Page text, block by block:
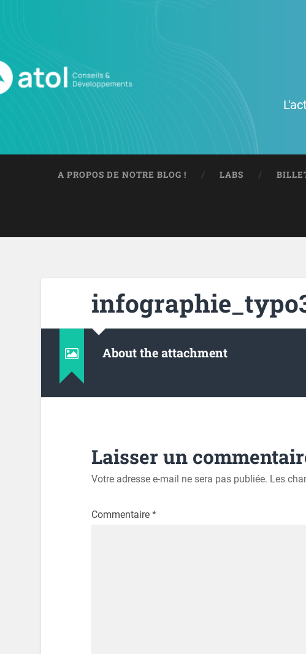
A PROPOS DE NOTRE BLOG ! LABS
About the attachment
Laisser un
Votre adresse e-mail ne sera pas publiée. Les
Commentaire *